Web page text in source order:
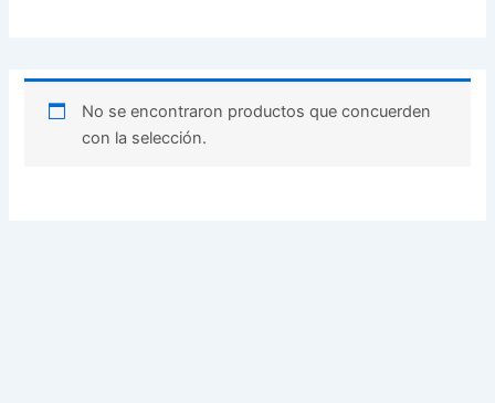
No se encontraron productos que concuerden
con la selección.